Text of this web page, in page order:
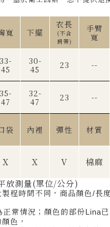
寬 下擺
衣長
(不含
肩帶)
手臂
寬
33-
45
30-
45
23 --
35-
47
32-
47
23 --
袋 內裡 彈性 材質
X X V
棉麻
放測量(單位/公分)
程時間不同，商品顏色/長
正常情況；顏色的部份 Lina
色，